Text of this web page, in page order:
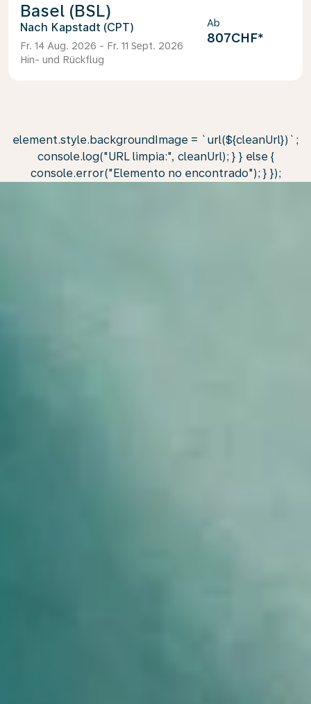
Basel (BSL)
Kapstadt (CPT)
Fr. 14 Aug. 2026 - Fr. 11 Sept. 2026
Hin- und Rückflug
Ab
807CHF*
element.style.backgroundImage = `url(${cleanUrl})`;
console.log("URL limpia:", cleanUrl); } } else {
console.error("Elemento no encontrado"); } });